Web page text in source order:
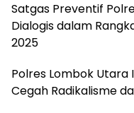
Satgas Preventif
Dialogis dalam
2025
Polres Lombok Utara
Cegah Radikalisme